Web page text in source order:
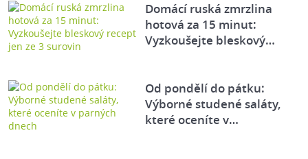
Domácí ruská zmrzlina
hotová za 15 minut:
Vyzkoušejte bleskový…
Od pondělí do pátku:
Výborné studené saláty,
které oceníte v…